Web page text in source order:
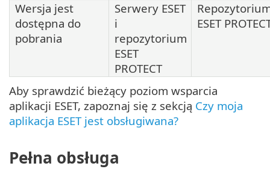
Wersja jest
dostępna do
pobrania
Serwery ESET
i
repozytorium
ESET
PROTECT
ESET
Aby sprawdzić bieżący poziom wsparcia
aplikacji ESET, zapoznaj się z sekcją Czy moja
aplikacja ESET jest obsługiwana?
Pełna obsługa